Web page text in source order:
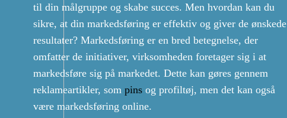
til din målgruppe og skabe succes. Men hvordan kan du
sikre, at din markedsføring er effektiv og giver de ønskede
resultater? Markedsføring er en bred betegnelse, der
omfatter de initiativer, virksomheden foretager sig i at
markedsføre sig på markedet. Dette kan gøres gennem
reklameartikler, som pins og profiltøj, men det kan også
være markedsføring online.